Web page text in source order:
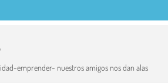
emprender- nuestros amigos nos dan alas